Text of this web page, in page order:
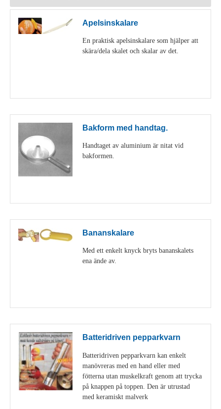
Apelsinskalare
En praktisk apelsinskalare som hjälper att
skära/dela skalet och skalar av det.
Bakform med handtag.
Handtaget av aluminium är nitat vid
bakformen.
Bananskalare
Med ett enkelt knyck bryts bananskalets
ena ände av.
Batteridriven pepparkvarn
Batteridriven pepparkvarn kan enkelt
manövreras med en hand eller med
fötterna utan muskelkraft genom att trycka
på knappen på toppen. Den är utrustad
med keramiskt malverk